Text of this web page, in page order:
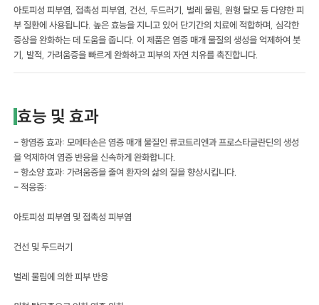
아토피성 피부염, 접촉성 피부염, 건선, 두드러기, 벌레 물림, 원형 탈모 등 다양한 피
부 질환에 사용됩니다. 높은 효능을 지니고 있어 단기간의 치료에 적합하며, 심각한
증상을 완화하는 데 도움을 줍니다. 이 제품은 염증 매개 물질의 생성을 억제하여 붓
기, 발적, 가려움증을 빠르게 완화하고 피부의 자연 치유를 촉진합니다.
효능 및 효과
- 항염증 효과: 모메타손은 염증 매개 물질인 류코트리엔과 프로스타글란딘의 생성
을 억제하여 염증 반응을 신속하게 완화합니다.
- 항소양 효과: 가려움증을 줄여 환자의 삶의 질을 향상시킵니다.
- 적응증:
아토피성 피부염 및 접촉성 피부염
건선 및 두드러기
벌레 물림에 의한 피부 반응